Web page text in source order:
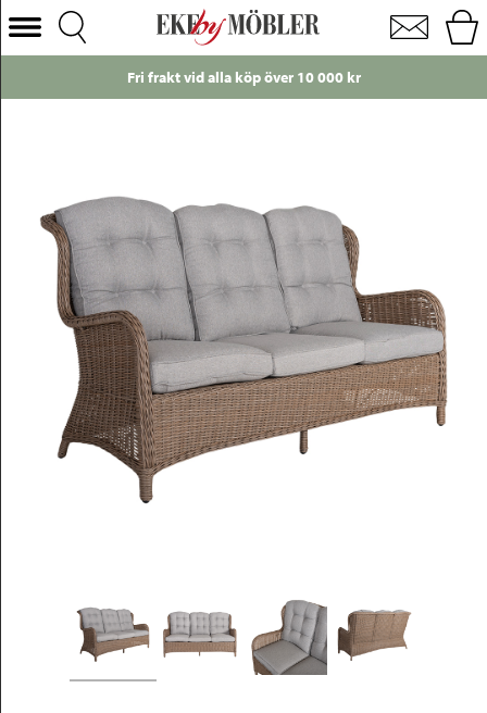
Peru 3-sits soffa konstrotting seagrass med dyna i linfärg
Välj Kategori
Stolar
Sängar
Förvaring
Inredning
Belysning
Utemöbler
Fri frakt vid alla köp över 10 000 kr